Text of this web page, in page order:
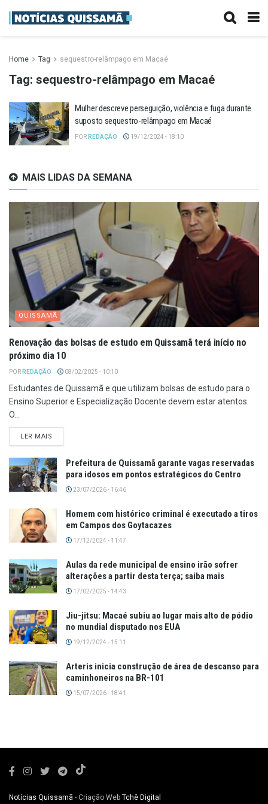
Home Tag sequestro-relâmpago em Macaé
Tag: sequestro-relâmpago em Macaé
Mulher descreve perseguição, violência e fuga durante
suposto sequestro-relâmpago em Macaé
POR REDAÇÃO 19/12/2024 - 18:10
MAIS LIDAS DA SEMANA
QUISSAMÃ
Renovação das bolsas de estudo em Quissamã terá início no
próximo dia 10
POR REDAÇÃO 08/02/2025 - 10:10
Estudantes de Quissamã e que utilizam bolsas de estudo para o
Ensino Superior e Especialização Docente devem estar atentos.
O...
LER MAIS
Prefeitura de Quissamã garante vagas reservadas
para idosos em pontos estratégicos do Centro
23/07/2026 - 16:46
Homem com histórico criminal é executado a tiros
em Campos dos Goytacazes
17/12/2024 - 11:47
Aulas da rede municipal de ensino irão sofrer
alterações a partir desta terça; saiba mais
17/02/2025 - 14:43
Jiu-jitsu: Macaé subiu ao lugar mais alto de pódio
no mundial disputado nos EUA
19/12/2024 - 15:11
Arteris inicia construção de área de descanso para
caminhoneiros na BR-101
15/07/2026 - 18:41
Notícias Quissamã - Criação Web Tchê Digital